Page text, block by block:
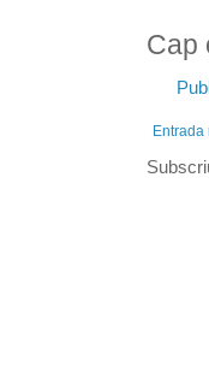
Cap
Entrada